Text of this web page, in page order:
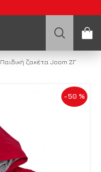
Παιδική ζακέτα Joom ΖΓ
-50 %